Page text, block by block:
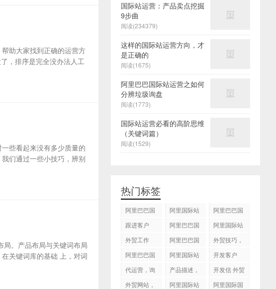
助大家找到正确的运营方
，排序是完全没办法人工
些看起来没有多少质量的
们通过一些小技巧，辨别
局。产品布局与关键词布局
关键词库的基础 上，对词
国际站运营：产品卖点挖掘
9步曲
阅读(234379)
这样的国际站运营方向，才
是正确的
阅读(1675)
阿里巴巴国际站运营之如何
分辨垃圾询盘
阅读(1773)
国际站运营必看的高阶思维
（关键词篇）
阅读(1529)
热门标签
阿里巴巴国
阿里国际站
国际站托管
服务，阿里
服务
阿里巴巴国
跟进客户
阿里巴巴国
阿里国际站
外贸工作
阿里巴巴国
作
外贸技巧，
阿里巴巴国
化
阿里国际站
开发客户
代运营，询
产品描述，
开发信 外贸
外贸网站，
阿里国际站
阿里国际国